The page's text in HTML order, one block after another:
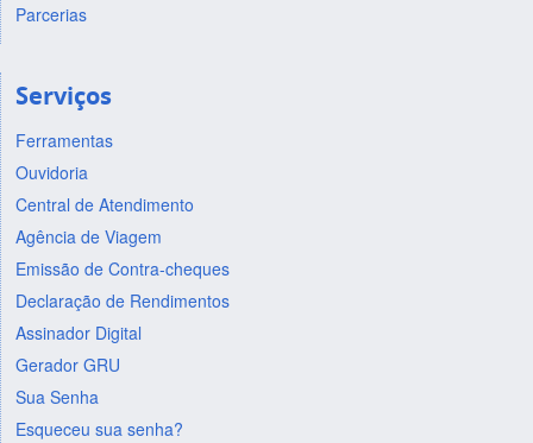
Parcerias
Serviços
Ferramentas
Ouvidoria
Central de Atendimento
Agência de Viagem
Emissão de Contra-cheques
Declaração de Rendimentos
Assinador Digital
Gerador GRU
Sua Senha
Esqueceu sua senha?